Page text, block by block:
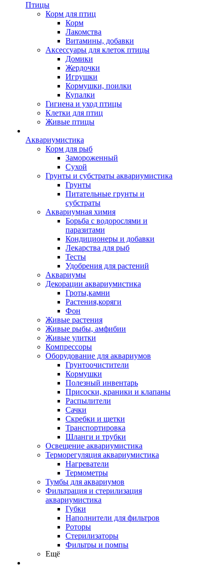
Птицы
Корм для птиц
Корм
Лакомства
Витамины, добавки
Аксессуары для клеток птицы
Домики
Жердочки
Игрушки
Кормушки, поилки
Купалки
Гигиена и уход птицы
Клетки для птиц
Живые птицы
Аквариумистика
Корм для рыб
Замороженный
Сухой
Грунты и субстраты аквариумистика
Грунты
Питательные грунты и
субстраты
Аквариумная химия
Борьба с водорослями и
паразитами
Кондиционеры и добавки
Лекарства для рыб
Тесты
Удобрения для растений
Аквариумы
Декорации аквариумистика
Гроты,камни
Растения,коряги
Фон
Живые растения
Живые рыбы, амфибии
Живые улитки
Компрессоры
Оборудование для аквариумов
Грунтоочистители
Кормушки
Полезный инвентарь
Присоски, краники и клапаны
Распылители
Сачки
Скребки и щетки
Транспортировка
Шланги и трубки
Освещение аквариумистика
Терморегуляция аквариумистика
Нагреватели
Термометры
Тумбы для аквариумов
Фильтрация и стерилизация
аквариумистика
Губки
Наполнители для фильтров
Роторы
Стерилизаторы
Фильтры и помпы
Ещё